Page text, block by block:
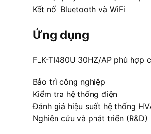
Kết nối Bluetooth và WiFi
Ứng dụng
FLK-TI480U 30HZ/AP phù hợp
Bảo trì công nghiệp
Kiểm tra hệ thống điện
Đánh giá hiệu suất hệ thống
Nghiên cứu và phát triển (R&D)